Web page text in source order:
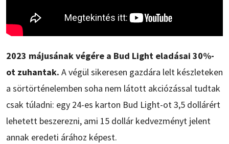
2023 májusának végére a Bud Light eladásai 30%-
ot zuhantak. A végül sikeresen gazdára lelt készleteken
a sörtörténelemben soha nem látott akciózással tudtak
csak túladni: egy 24-es karton Bud Light-ot 3,5 dollárért
lehetett beszerezni, ami 15 dollár kedvezményt jelent
annak eredeti árához képest.